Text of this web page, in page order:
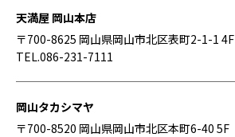
天満屋 岡山本店
〒700-8625 岡山県岡山市北区表町2-1-1 4F
TEL.086-231-7111
岡山タカシマヤ
〒700-8520 岡山県岡山市北区本町6-40 5F